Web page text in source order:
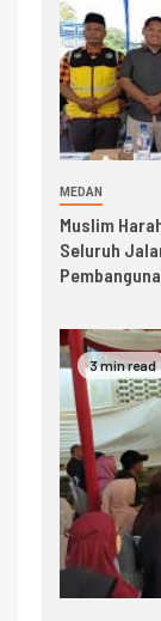
MEDAN
Muslim
Seluruh
3 min read